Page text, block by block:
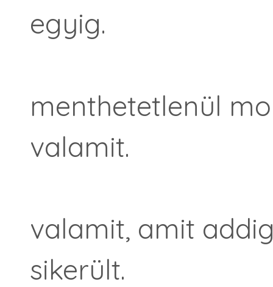
egyig.
menthetetlenül
valamit.
valamit, amit
sikerült.